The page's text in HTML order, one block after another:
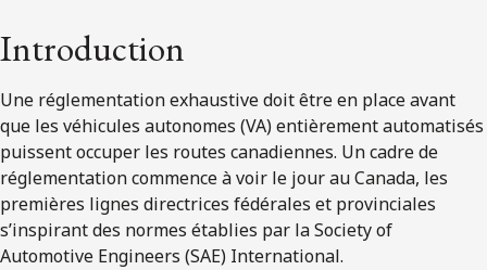
Introduction
Une réglementation exhaustive doit être en place avant
que les véhicules autonomes (VA) entièrement automatisés
puissent occuper les routes canadiennes. Un cadre de
réglementation commence à voir le jour au Canada, les
premières lignes directrices fédérales et provinciales
s’inspirant des normes établies par la Society of
Automotive Engineers (SAE) International.